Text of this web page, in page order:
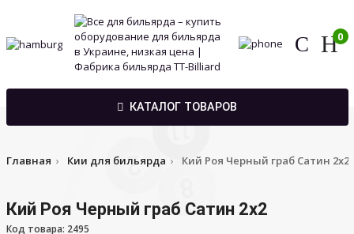
0
КАТАЛОГ ТОВАРОВ
Главная Кии для бильярда Кий Роя Черный граб Сатин 2х2
Кий Роя Черный граб Сатин 2х2
Код товара: 2495